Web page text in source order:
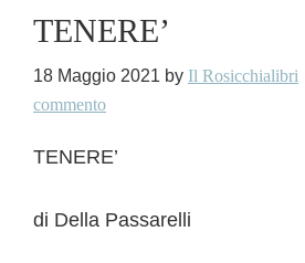
TENERE’
18 Maggio 2021 by Il Rosicchialibri
commento
TENERE’
di Della Passarelli